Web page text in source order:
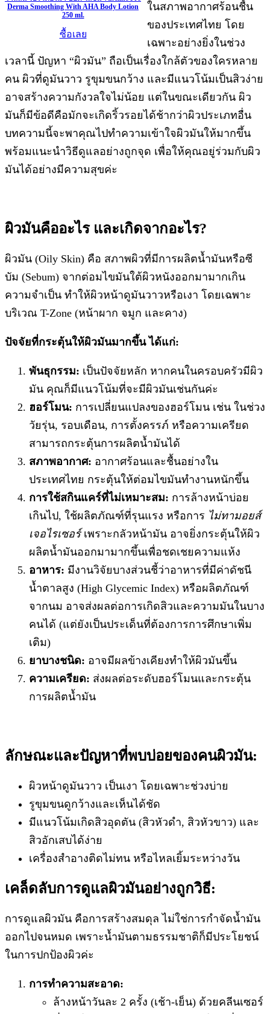
Derma Smoothing With AHA Body Lotion
250 ml.
ซื้อเลย
ในสภาพอากาศร้อนชื้น
ของประเทศไทย โดย
เฉพาะอย่างยิ่งในช่วง
เวลานี้ ปัญหา “ผิวมัน” ถือเป็นเรื่องใกล้ตัวของใครหลาย
คน ผิวที่ดูมันวาว รูขุมขนกว้าง และมีแนวโน้มเป็นสิวง่าย
อาจสร้างความกังวลใจไม่น้อย แต่ในขณะเดียวกัน ผิว
มันก็มีข้อดีคือมักจะเกิดริ้วรอยได้ช้ากว่าผิวประเภทอื่น
บทความนี้จะพาคุณไปทำความเข้าใจผิวมันให้มากขึ้น
พร้อมแนะนำวิธีดูแลอย่างถูกจุด เพื่อให้คุณอยู่ร่วมกับผิว
มันได้อย่างมีความสุขค่ะ
ผิวมันคืออะไร และเกิดจากอะไร?
ผิวมัน (Oily Skin) คือ สภาพผิวที่มีการผลิตน้ำมันหรือซี
บัม (Sebum) จากต่อมไขมันใต้ผิวหนังออกมามากเกิน
ความจำเป็น ทำให้ผิวหน้าดูมันวาวหรือเงา โดยเฉพาะ
บริเวณ T-Zone (หน้าผาก จมูก และคาง)
ปัจจัยที่กระตุ้นให้ผิวมันมากขึ้น ได้แก่:
พันธุกรรม: เป็นปัจจัยหลัก หากคนในครอบครัวมีผิว
มัน คุณก็มีแนวโน้มที่จะมีผิวมันเช่นกันค่ะ
ฮอร์โมน: การเปลี่ยนแปลงของฮอร์โมน เช่น ในช่วง
วัยรุ่น, รอบเดือน, การตั้งครรภ์ หรือความเครียด
สามารถกระตุ้นการผลิตน้ำมันได้
สภาพอากาศ: อากาศร้อนและชื้นอย่างใน
ประเทศไทย กระตุ้นให้ต่อมไขมันทำงานหนักขึ้น
การใช้สกินแคร์ที่ไม่เหมาะสม: การล้างหน้าบ่อย
เกินไป, ใช้ผลิตภัณฑ์ที่รุนแรง หรือการ ไม่ทามอยส์
เจอไรเซอร์เพราะกลัวหน้ามัน อาจยิ่งกระตุ้นให้ผิว
ผลิตน้ำมันออกมามากขึ้นเพื่อชดเชยความแห้ง
อาหาร: มีงานวิจัยบางส่วนชี้ว่าอาหารที่มีค่าดัชนี
น้ำตาลสูง (High Glycemic Index) หรือผลิตภัณฑ์
จากนม อาจส่งผลต่อการเกิดสิวและความมันในบาง
คนได้ (แต่ยังเป็นประเด็นที่ต้องการการศึกษาเพิ่ม
เติม)
ยาบางชนิด: อาจมีผลข้างเคียงทำให้ผิวมันขึ้น
ความเครียด: ส่งผลต่อระดับฮอร์โมนและกระตุ้น
การผลิตน้ำมัน
ลักษณะและปัญหาที่พบบ่อยของคนผิวมัน:
ผิวหน้าดูมันวาว เป็นเงา โดยเฉพาะช่วงบ่าย
รูขุมขนดูกว้างและเห็นได้ชัด
มีแนวโน้มเกิดสิวอุดตัน (สิวหัวดำ, สิวหัวขาว) และ
สิวอักเสบได้ง่าย
เครื่องสำอางติดไม่ทน หรือไหลเยิ้มระหว่างวัน
เคล็ดลับการดูแลผิวมันอย่างถูกวิธี:
การดูแลผิวมัน คือการสร้างสมดุล ไม่ใช่การกำจัดน้ำมัน
ออกไปจนหมด เพราะน้ำมันตามธรรมชาติก็มีประโยชน์
ในการปกป้องผิวค่ะ
การทำความสะอาด:
ล้างหน้าวันละ 2 ครั้ง (เช้า-เย็น) ด้วยคลีนเซอร์